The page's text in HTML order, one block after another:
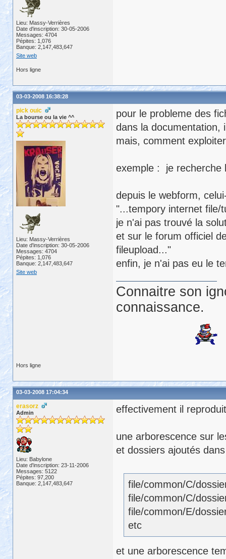
Lieu: Massy-Verrières
Date d'inscription: 30-05-2006
Messages: 4704
Pépites: 1,076
Banque: 2,147,483,647
Site web
Hors ligne
03-03-2008 16:38:28
pick ouic
La bourse ou la vie ^^
Lieu: Massy-Verrières
Date d'inscription: 30-05-2006
Messages: 4704
Pépites: 1,076
Banque: 2,147,483,647
Site web
pour le probleme des
dans la documentation,
mais, comment
exemple : je recherche
depuis le webform,
"...tempory internet file/
je n'ai pas trouvé la
et sur le forum officiel
fileupload..."
enfin, je n'ai pas eu le
Connaitre son
connaissance.
Hors ligne
03-03-2008 17:04:34
erasorz
Admin
Lieu: Babylone
Date d'inscription: 23-11-2006
Messages: 5122
Pépites: 97,200
Banque: 2,147,483,647
effectivement il
une arborescence sur
et dossiers ajoutés
file/common/C/
file/common/C/
file/common/E/
etc
et une arborescence